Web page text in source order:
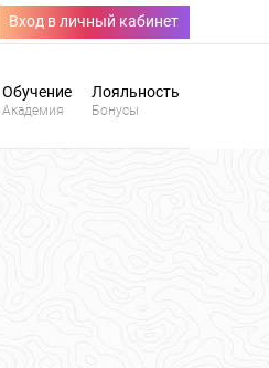
Вход в личный кабинет
Обучение
Академия
Лояльность
Бонусы